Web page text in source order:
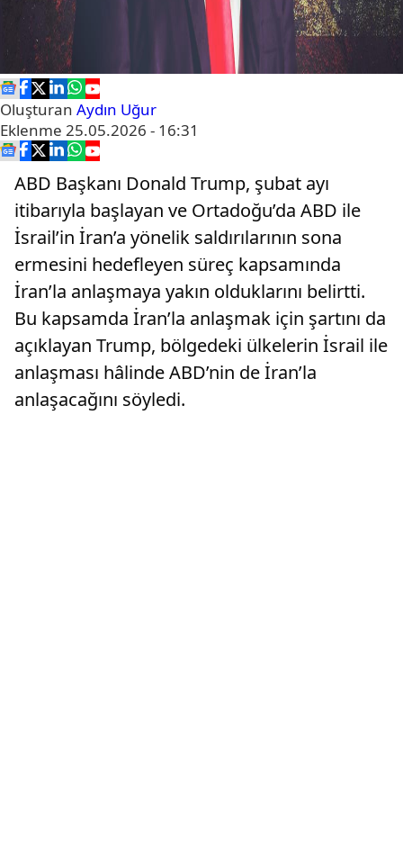
Oluşturan Aydın Uğur
Eklenme 25.05.2026 - 16:31
ABD Başkanı Donald Trump, şubat ayı
itibarıyla başlayan ve Ortadoğu’da ABD ile
İsrail’in İran’a yönelik saldırılarının sona
ermesini hedefleyen süreç kapsamında
İran’la anlaşmaya yakın olduklarını belirtti.
Bu kapsamda İran’la anlaşmak için şartını da
açıklayan Trump, bölgedeki ülkelerin İsrail ile
anlaşması hâlinde ABD’nin de İran’la
anlaşacağını söyledi.